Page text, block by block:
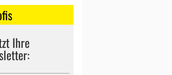
Ihre